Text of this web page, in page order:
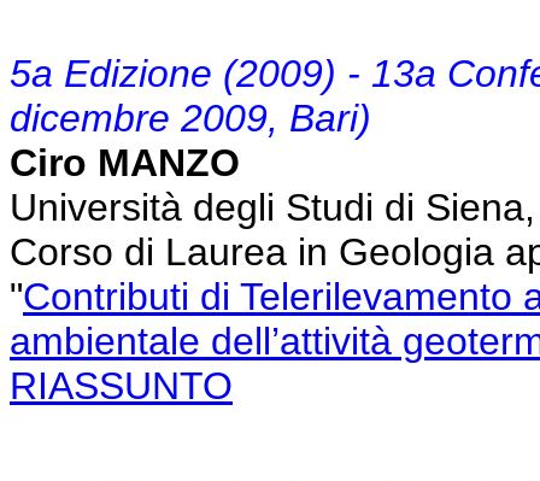
5a Edizione (2009) - 13a
dicembre 2009, Bari)
Ciro MANZO
Università degli Studi di
Corso di Laurea in Geologia
"Contributi di Telerilevamento
ambientale dell’attività
RIASSUNTO